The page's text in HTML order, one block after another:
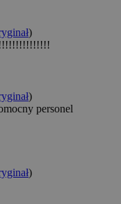
)
!!!!!!!!!!!!!!!!
)
personel
)